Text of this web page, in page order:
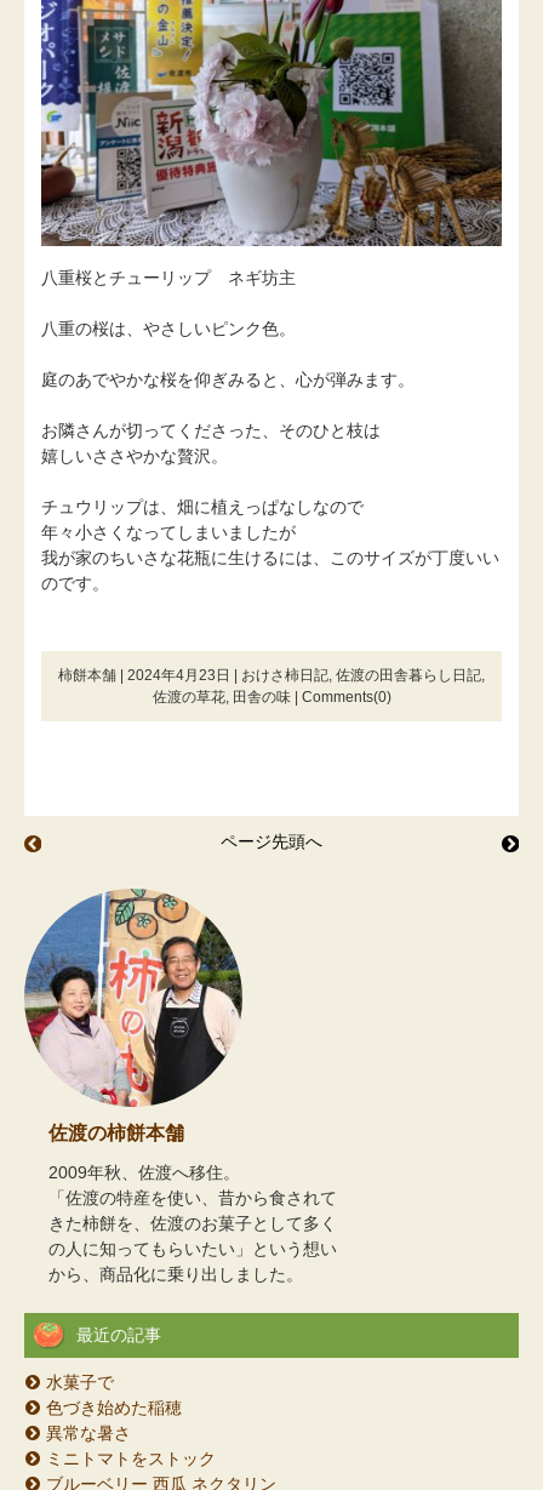
八重桜とチューリップ ネギ坊主
八重の桜は、やさしいピンク色。
庭のあでやかな桜を仰ぎみると、心が弾みます。
お隣さんが切ってくださった、そのひと枝は
嬉しいささやかな贅沢。
チュウリップは、畑に植えっぱなしなので
年々小さくなってしまいましたが
我が家のちいさな花瓶に生けるには、このサイズが丁度いい
のです。
柿餅本舗 | 2024年4月23日 | おけさ柿日記, 佐渡の田舎暮らし日記,
佐渡の草花, 田舎の味| Comments(0)
ページ先頭へ
佐渡の柿餅本舗
2009年秋、佐渡へ移住。
「佐渡の特産を使い、昔から食されて
きた柿餅を、佐渡のお菓子として多く
の人に知ってもらいたい」という想い
から、商品化に乗り出しました。
最近の記事
水菓子で
色づき始めた稲穂
異常な暑さ
ミニトマトをストック
ブルーベリー 西瓜 ネクタリン